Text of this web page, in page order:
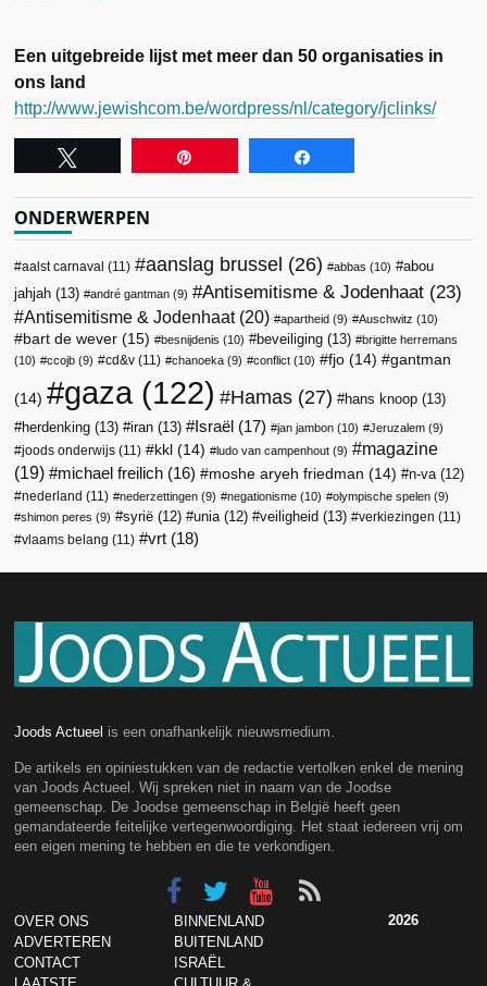
Een uitgebreide lijst met meer dan 50 organisaties in
ons land
http://www.jewishcom.be/wordpress/nl/category/jclinks/
ONDERWERPEN
aalst carnaval (11) aanslag brussel (26) abbas (10)
abou
jahjah (13) andré gantman (9) Antisemitisme & Jodenhaat (23)
Antisemitisme & Jodenhaat(20) apartheid (9) Auschwitz (10)
bart de wever (15) besnijdenis (10) beveiliging (13)
brigitte herremans
(10)
ccojb (9) cd&v (11) chanoeka (9) conflict (10) fjo (14) gantman
(14) gaza (122) Hamas (27) hans knoop (13)
herdenking (13) iran (13) Israël (17) jan jambon (10) Jeruzalem (9)
joods onderwijs (11) kkl (14) ludo van campenhout (9)
magazine
(19)
michael freilich (16) moshe aryeh friedman (14) n-va (12)
nederland (11) nederzettingen (9) negationisme (10) olympische spelen (9)
shimon peres (9) syrië (12) unia (12) veiligheid (13) verkiezingen (11)
vlaams belang (11) vrt (18)
Joods Actueel is een onafhankelijk nieuwsmedium.
De artikels en opiniestukken van de redactie vertolken enkel de mening
van Joods Actueel. Wij spreken niet in naam van de Joodse
gemeenschap. De Joodse gemeenschap in België heeft geen
gemandateerde feitelijke vertegenwoordiging. Het staat iedereen vrij om
een eigen mening te hebben en die te verkondigen.
OVER ONS
ADVERTEREN
CONTACT
BINNENLAND
BUITENLAND
ISRAËL
2026